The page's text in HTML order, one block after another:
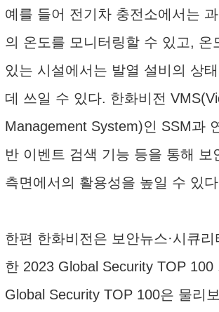
예를 들어 전기차 충전소에서는 과
의 온도를 모니터링할 수 있고, 온
있는 시설에서는 발열 설비의 상
데 쓰일 수 있다. 한화비전
Management System)인 SSM과
반 이벤트 검색 기능 등을 통해 보
측면에서의 활용성을 높일 수 있
한편 한화비전은 보안뉴스·시큐리
한 2023 Global Security TOP 100
Global Security TOP 100은 물리